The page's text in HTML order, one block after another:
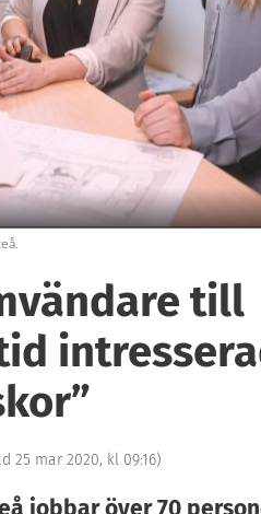
till
25 mar 2020, kl 09:16)